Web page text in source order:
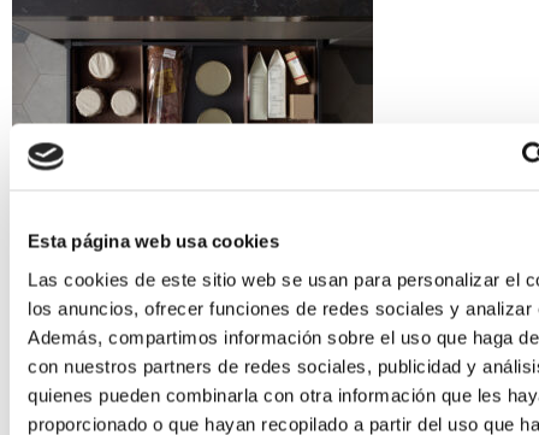
Esta página web usa cookies
Las cookies de este sitio web se usan para personalizar el
los anuncios, ofrecer funciones de redes sociales y analizar
Además, compartimos información sobre el uso que haga
con nuestros partners de redes sociales, publicidad y
quienes pueden combinarla con otra información que les
proporcionado o que hayan recopilado a partir del uso que
Cocinas Santos